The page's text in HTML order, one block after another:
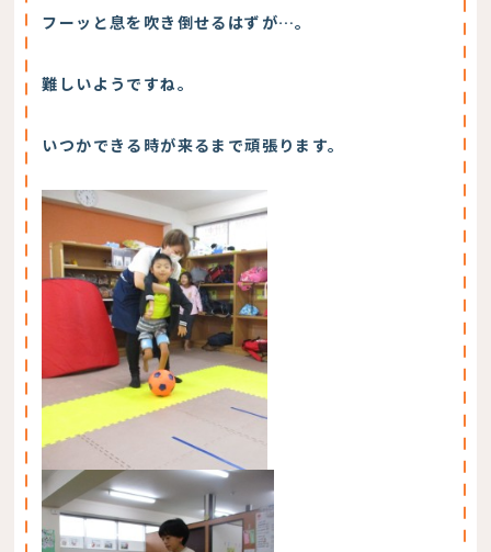
フーッと息を吹き倒せるはずが…。
難しいようですね。
いつかできる時が来るまで頑張ります。